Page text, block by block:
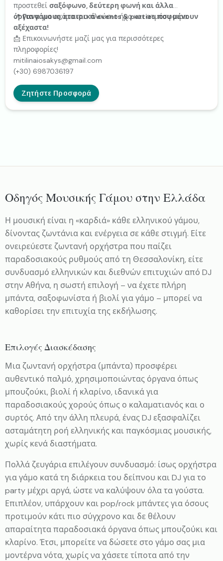
προστεθεί σαξόφωνο, δεύτερη φωνή και άλλα
όργαναγια ακόμα πιο πλούσιο ήχο και ατμόσφαιρα.
📍Για γάμους, εταιρικά events & parties που μένουν
αξέχαστα!
📩 Επικοινωνήστε μαζί μας για περισσότερες
πληροφορίες!
mitilinaiosakys@gmail.com
(+30) 6987036197
Ζητήστε Προσφορά
Οδηγός Μουσικής Γάμου στην Ελλάδα
Η μουσική είναι η «καρδιά» κάθε ελληνικού γάμου,
δίνοντας ζωντάνια και ενέργεια σε κάθε στιγμή. Είτε
ονειρεύεστε ζωντανή ορχήστρα που παίζει
παραδοσιακούς ρυθμούς από τη Θεσσαλονίκη, είτε
συνδυασμό ελληνικών και διεθνών επιτυχιών από DJ
στην Αθήνα, η σωστή επιλογή – να έχετε πλήρη
μπάντα, σαξοφωνίστα ή βιολί για γάμο – μπορεί να
καθορίσει την επιτυχία της εκδήλωσης.
Επιλογές Διασκέδασης
Μια ζωντανή ορχήστρα (μπάντα) προσφέρει
αυθεντικό παλμό, χρησιμοποιώντας όργανα όπως
μπουζούκι, βιολί ή κλαρίνο, ιδανικά για
παραδοσιακούς χορούς όπως ο καλαματιανός και ο
συρτός. Από την άλλη πλευρά, ένας DJ εξασφαλίζει
ασταμάτητη ροή ελληνικής και παγκόσμιας μουσικής,
χωρίς κενά διαστήματα.
Πολλά ζευγάρια επιλέγουν συνδυασμό: ίσως ορχήστρα
για γάμο κατά τη διάρκεια του δείπνου και DJ για το
party μέχρι αργά, ώστε να καλύψουν όλα τα γούστα.
Επιπλέον, υπάρχουν και pop/rock μπάντες για όσους
προτιμούν κάτι πιο σύγχρονο και δε θέλουν
απαραίτητα παραδοσιακά όργανα όπως μπουζούκι και
κλαρίνο. Έτσι, μπορείτε να δώσετε στο γάμο σας μια
μοντέρνα νότα, χωρίς να χάσετε τίποτα από την